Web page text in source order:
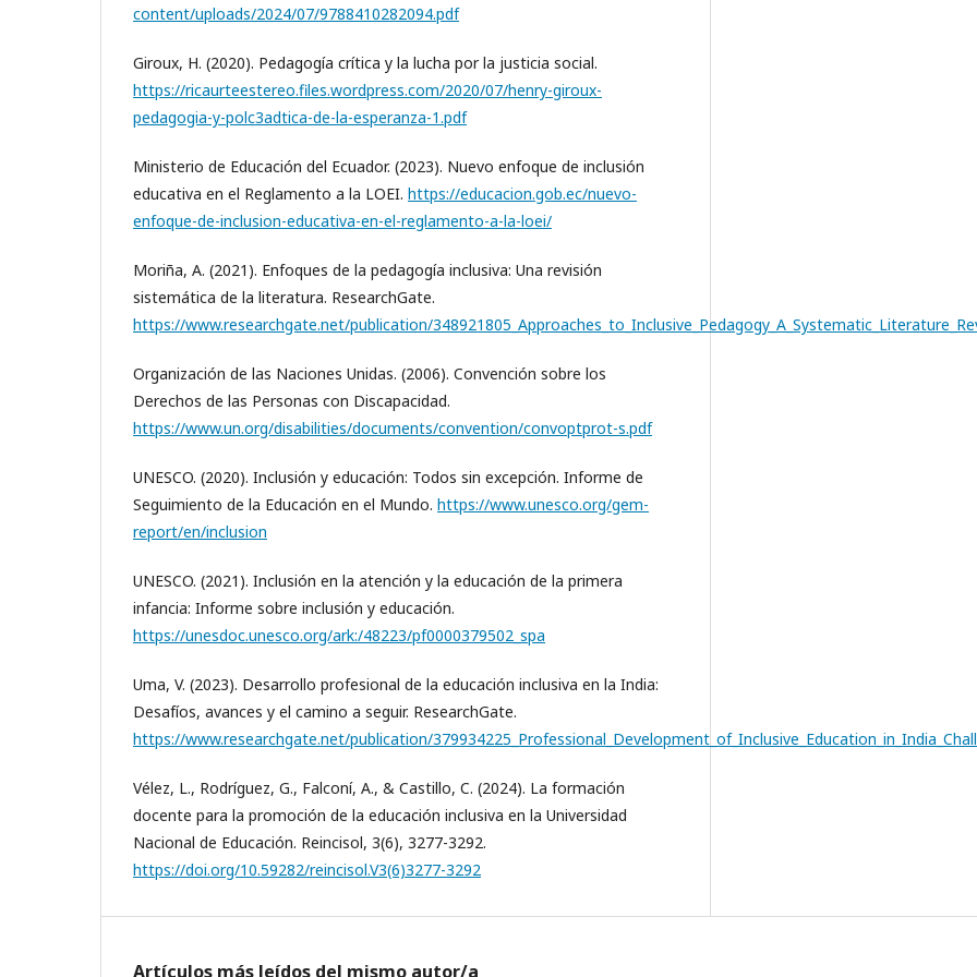
content/uploads/2024/07/9788410282094.pdf
Giroux, H. (2020). Pedagogía crítica y la lucha por la justicia social.
https://ricaurteestereo.files.wordpress.com/2020/07/henry-giroux-
pedagogia-y-polc3adtica-de-la-esperanza-1.pdf
Ministerio de Educación del Ecuador. (2023). Nuevo enfoque de inclusión
educativa en el Reglamento a la LOEI. https://educacion.gob.ec/nuevo-
enfoque-de-inclusion-educativa-en-el-reglamento-a-la-loei/
Moriña, A. (2021). Enfoques de la pedagogía inclusiva: Una revisión
sistemática de la literatura. ResearchGate.
https://www.researchgate.net/publication/
Organización de las Naciones Unidas. (2006). Convención sobre los
Derechos de las Personas con Discapacidad.
https://www.un.org/disabilities/documents/convention/convoptprot-s.pdf
UNESCO. (2020). Inclusión y educación: Todos sin excepción. Informe de
Seguimiento de la Educación en el Mundo. https://www.unesco.org/gem-
report/en/inclusion
UNESCO. (2021). Inclusión en la atención y la educación de la primera
infancia: Informe sobre inclusión y educación.
https://unesdoc.unesco.org/ark:/48223/pf0000379502_spa
Uma, V. (2023). Desarrollo profesional de la educación inclusiva en la India:
Desafíos, avances y el camino a seguir. ResearchGate.
https://www.researchgate.net/publication/
Vélez, L., Rodríguez, G., Falconí, A., & Castillo, C. (2024). La formación
docente para la promoción de la educación inclusiva en la Universidad
Nacional de Educación. Reincisol, 3(6), 3277-3292.
https://doi.org/10.59282/reincisol.V3(6)3277-3292
Artículos más leídos del mismo autor/a